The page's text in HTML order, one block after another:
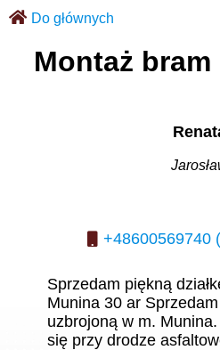
Do głównych
Montaż
+48600569740
Sprzedam piękną
Munina 30 ar Sprzedam
uzbrojoną w m.
się przy drodze